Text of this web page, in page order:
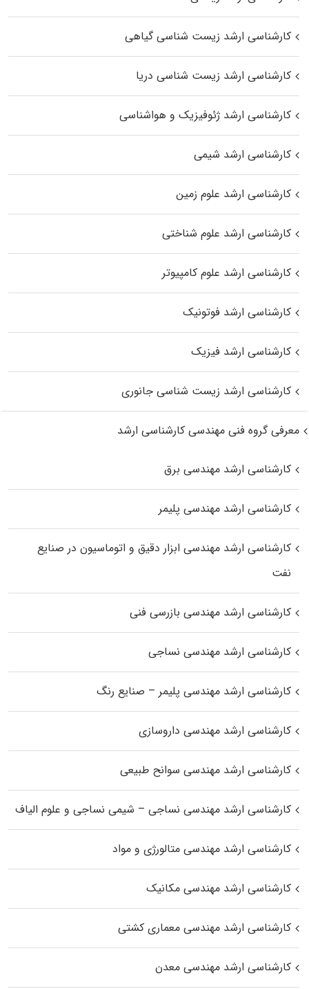
کارشناسی ارشد زیست‌ شناسی گیاهی
کارشناسی ارشد زیست‌ شناسی دریا
کارشناسی ارشد ژئوفیزیک و هواشناسی
کارشناسی ارشد شیمی
کارشناسی ارشد علوم زمین
کارشناسی ارشد علوم شناختی
کارشناسی ارشد علوم کامپیوتر
کارشناسی ارشد فوتونیک
کارشناسی ارشد فیزیک
کارشناسی ارشد زیست‌ شناسی جانوری
معرفی گروه فنی مهندسی کارشناسی ارشد
کارشناسی ارشد مهندسی برق
کارشناسی ارشد مهندسی پلیمر
کارشناسی ارشد مهندسی ابزار دقیق و اتوماسیون در صنایع
نفت
کارشناسی ارشد مهندسی بازرسی فنی
کارشناسی ارشد مهندسی نساجی
کارشناسی ارشد مهندسی پلیمر – صنایع رنگ
کارشناسی ارشد مهندسی داروسازی
کارشناسی ارشد مهندسی سوانح طبیعی
کارشناسی ارشد مهندسی نساجی – شیمی نساجی و علوم الیاف
کارشناسی ارشد مهندسی متالورژی و مواد
کارشناسی ارشد مهندسی مکانیک
کارشناسی ارشد مهندسی معماری کشتی
کارشناسی ارشد مهندسی معدن